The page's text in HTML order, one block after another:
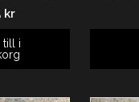
kr
till i